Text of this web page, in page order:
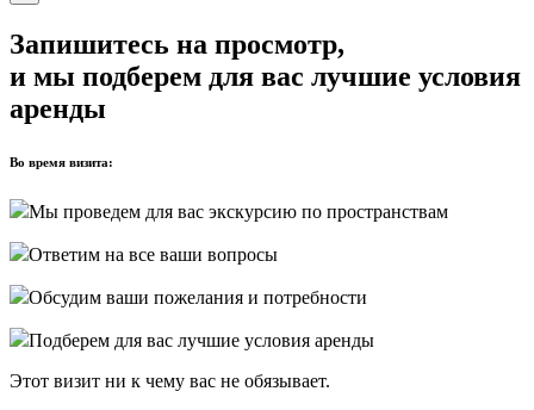
Запишитесь на просмотр,
и мы подберем для вас лучшие условия
аренды
Во время визита:
Мы проведем для вас экскурсию по пространствам
Ответим на все ваши вопросы
Обсудим ваши пожелания и потребности
Подберем для вас лучшие условия аренды
Этот визит ни к чему вас не обязывает.